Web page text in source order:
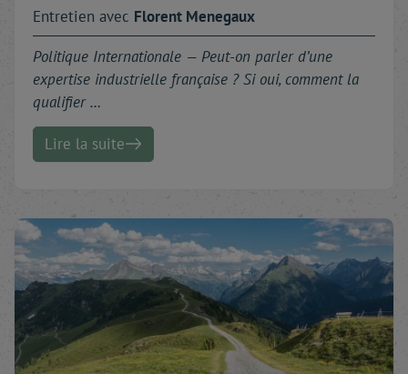
Entretien avec Florent Menegaux
Politique Internationale — Peut-on parler d’une
expertise industrielle française ? Si oui, comment la
qualifier …
Lire la suite